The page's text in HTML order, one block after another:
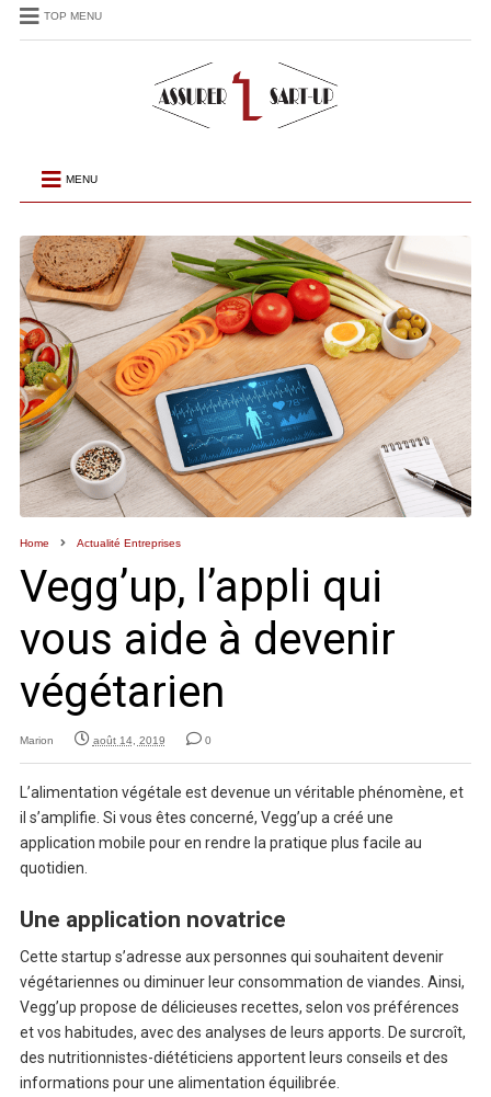
TOP MENU
MENU
Home Actualité Entreprises
Vegg’up, l’appli qui
vous aide à devenir
végétarien
Marion août 14, 2019 0
L’alimentation végétale est devenue un véritable phénomène, et
il s’amplifie. Si vous êtes concerné, Vegg’up a créé une
application mobile pour en rendre la pratique plus facile au
quotidien.
Une application novatrice
Cette startup s’adresse aux personnes qui souhaitent devenir
végétariennes ou diminuer leur consommation de viandes. Ainsi,
Vegg’up propose de délicieuses recettes, selon vos préférences
et vos habitudes, avec des analyses de leurs apports. De surcroît,
des nutritionnistes-diététiciens apportent leurs conseils et des
informations pour une alimentation équilibrée.